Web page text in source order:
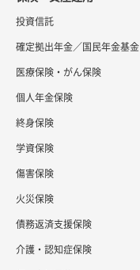
投資信託
確定拠出年金／国民年金基金
医療保険・がん保険
個人年金保険
終身保険
学資保険
傷害保険
火災保険
債務返済支援保険
介護・認知症保険